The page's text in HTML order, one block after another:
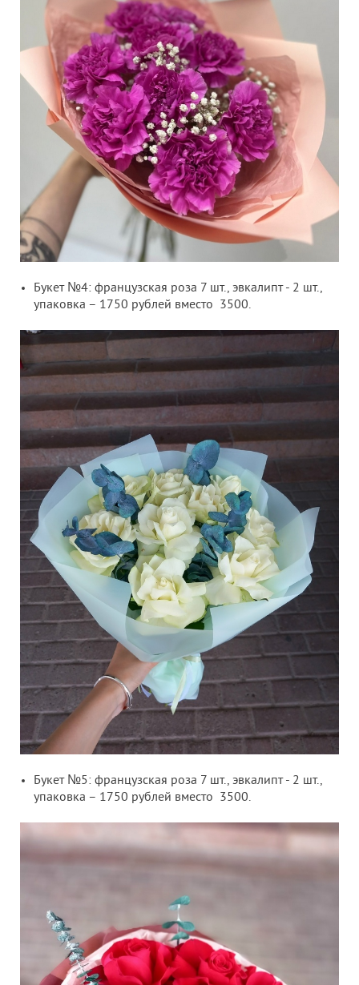
Букет №4: французская роза 7 шт., эвкалипт - 2 шт.,
упаковка – 1750 рублей вместо 3500.
Букет №5: французская роза 7 шт., эвкалипт - 2 шт.,
упаковка – 1750 рублей вместо 3500.